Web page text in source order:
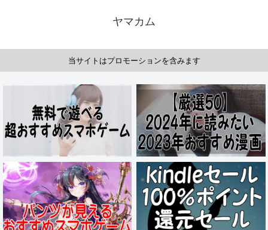
ヤマカム
当サイトはプロモーションを含みます